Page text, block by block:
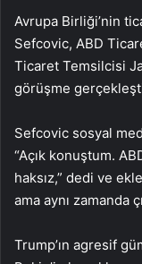
Avrupa Birliği’nin
Sefcovic, ABD
Ticaret Temsilcisi
görüşme
Sefcovic sosyal
“Açık konuştum.
haksız,” dedi ve
ama aynı zamanda
Trump’ın agresif